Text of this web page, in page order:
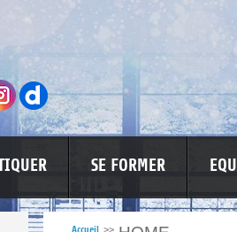
SE FORMER
>>